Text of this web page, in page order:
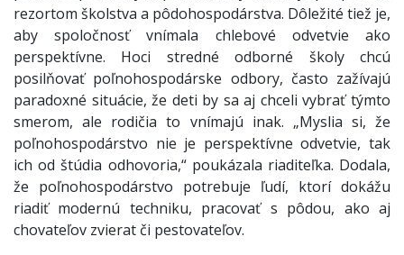
rezortom školstva a pôdohospodárstva. Dôležité tiež je,
aby spoločnosť vnímala chlebové odvetvie ako
perspektívne. Hoci stredné odborné školy chcú
posilňovať poľnohospodárske odbory, často zažívajú
paradoxné situácie, že deti by sa aj chceli vybrať týmto
smerom, ale rodičia to vnímajú inak. „Myslia si, že
poľnohospodárstvo nie je perspektívne odvetvie, tak
ich od štúdia odhovoria,“ poukázala riaditeľka. Dodala,
že poľnohospodárstvo potrebuje ľudí, ktorí dokážu
riadiť modernú techniku, pracovať s pôdou, ako aj
chovateľov zvierat či pestovateľov.